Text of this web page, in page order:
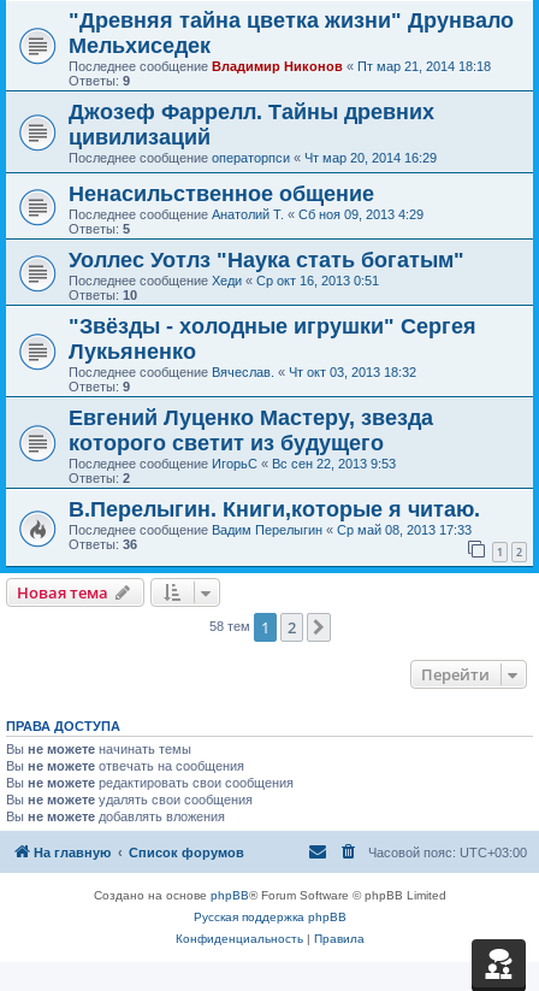
"Древняя тайна цветка жизни" Друнвало
Мельхиседек
Последнее сообщение Владимир Никонов « Пт мар 21, 2014 18:18
Ответы: 9
Джозеф Фаррелл. Тайны древних
цивилизаций
Последнее сообщение операторпси « Чт мар 20, 2014 16:29
Ненасильственное общение
Последнее сообщение Анатолий Т. « Сб ноя 09, 2013 4:29
Ответы: 5
Уоллес Уотлз "Наука стать богатым"
Последнее сообщение Хеди « Ср окт 16, 2013 0:51
Ответы: 10
"Звёзды - холодные игрушки" Сергея
Лукьяненко
Последнее сообщение Вячеслав. « Чт окт 03, 2013 18:32
Ответы: 9
Евгений Луценко Мастеру, звезда
которого светит из будущего
Последнее сообщение ИгорьС « Вс сен 22, 2013 9:53
Ответы: 2
В.Перелыгин. Книги,которые я читаю.
Последнее сообщение Вадим Перелыгин « Ср май 08, 2013 17:33
Ответы: 36 1 2
Новая тема
58 тем 1 2
Перейти
ПРАВА ДОСТУПА
Вы не можете начинать темы
Вы не можете отвечать на сообщения
Вы не можете редактировать свои сообщения
Вы не можете удалять свои сообщения
Вы не можете добавлять вложения
На главную Список форумов Часовой пояс: UTC+03:00
Создано на основе phpBB® Forum Software © phpBB Limited
Русская поддержка phpBB
Конфиденциальность| Правила